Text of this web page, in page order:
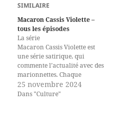
SIMILAIRE
Macaron Cassis Violette –
tous les épisodes
La série
Macaron Cassis Violette est
une série satirique, qui
commente l’actualité avec des
marionnettes. Chaque
épisode est accompagné d’un
ensemble de sources
25 novembre 2024
Dans "Culture"